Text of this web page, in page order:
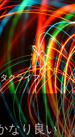
クライフ
なり良い